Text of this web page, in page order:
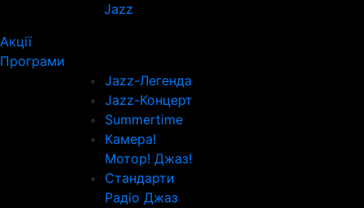
Jazz
Акції
Програми
Jazz-Легенда
Jazz-Концерт
Summertime
Камера!
Мотор! Джаз!
Стандарти
Радіо Джаз